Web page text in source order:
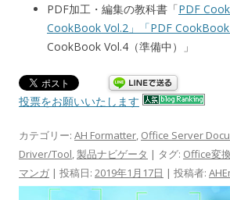
PDF加工・編集の教科書「PDF
CookBook Vol.2」「PDF CookBook
CookBook Vol.4（準備中）」
投票をお願いいたします
カテゴリー: AH Formatter, Office Server
Driver/Tool,製品ナビゲータ | タグ: Office変換
マンガ | 投稿日: 2019年1月17日 | 投稿者: